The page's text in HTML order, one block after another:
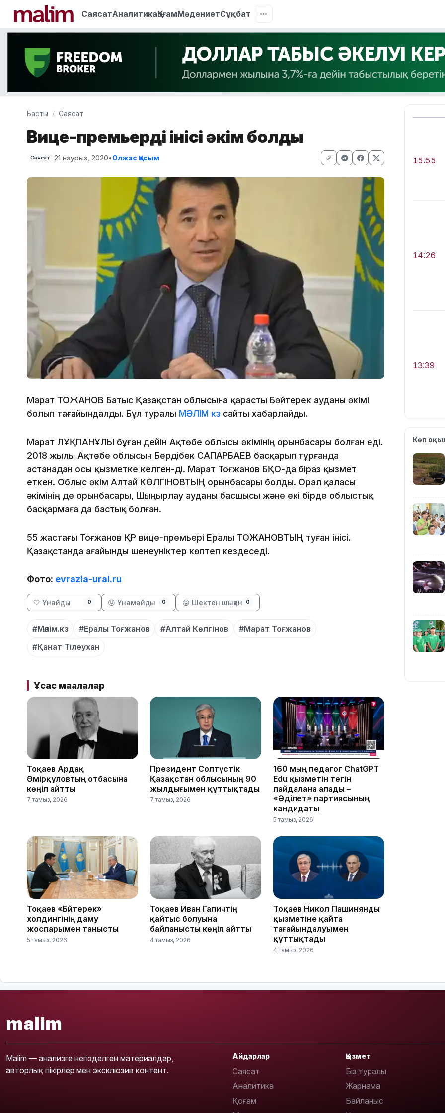
СаясатАналитикаҚоғамМәдениетСұқбат
Басты Саясат
Вице-премьердің інісі әкім болды
Саясат 21 наурыз, 2020•Олжас Қасым
Марат ТОҒЖАНОВ Батыс Қазақстан облысына қарасты Бәйтерек ауданы әкімі
болып тағайындалды. Бұл туралы МӘЛІМ кз сайты хабарлайды.
Марат ЛҰҚПАНҰЛЫ бұған дейін Ақтөбе облысы әкімінің орынбасары болған еді.
2018 жылы Ақтөбе облысын Бердібек САПАРБАЕВ басқарып тұрғанда
астанадан осы қызметке келген-ді. Марат Тоғжанов БҚО-да біраз қызмет
еткен. Облыс әкім Алтай КӨЛГІНОВТЫҢ орынбасары болды. Орал қаласы
әкімінің де орынбасары, Шыңырлау ауданы басшысы және екі бірде облыстық
басқармаға да бастық болған.
55 жастағы Тоғжанов ҚР вице-премьері Ералы ТОҒЖАНОВТЫҢ туған інісі.
Қазақстанда ағайынды шенеуніктер көптеп кездеседі.
Фото: evrazia-ural.ru
🤍 Ұнайды 0 😞 Ұнамайды 0 😡 Шектен шыққан 0
#Мәлім.кз #Ералы Тоғжанов #Алтай Көлгінов
#Марат Тоғжанов
#Қанат Тілеухан
Ұқсас мақалалар
Тоқаев Ардақ
Әмірқұловтың отбасына
көңіл айтты
7 тамыз, 2026
Президент Солтүстік
Қазақстан облысының 90
жылдығымен құттықтады
7 тамыз, 2026
160 мың педагог ChatGPT
Edu қызметін тегін
пайдалана алады –
«Әділет» партиясының
кандидаты
5 тамыз, 2026
Тоқаев «Бәйтерек»
холдингінің даму
жоспарымен танысты
5 тамыз, 2026
Тоқаев Иван Гапичтің
қайтыс болуына
байланысты көңіл айтты
4 тамыз, 2026
Тоқаев Никол Пашинянды
қызметіне қайта
тағайындалуымен
құттықтады
4 тамыз, 2026
15:55
14:26
13:39
13:00
12:40
12:13
08:36
23:40
Көп
malim
Malim — анализге негізделген материалдар,
авторлық пікірлер мен эксклюзив контент.
Айдарлар
Саясат
Аналитика
Қоғам
Қызмет
Біз туралы
Жарнама
Байланыс